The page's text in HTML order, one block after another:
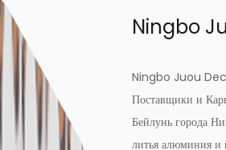
Ningbo
Ningbo Juou
Поставщики и
Бейлунь города
литья алюминия и